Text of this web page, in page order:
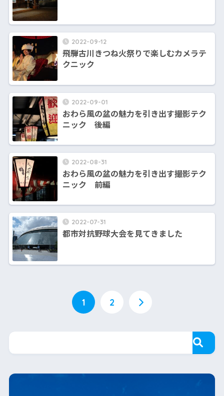
2022-09-12
飛騨古川きつね火祭りで楽しむカメラテ
クニック
2022-09-01
おわら風の盆の魅力を引き出す撮影テク
ニック 後編
2022-08-31
おわら風の盆の魅力を引き出す撮影テク
ニック 前編
2022-07-31
都市対抗野球大会を見てきました
1 2